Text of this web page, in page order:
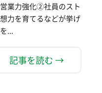
業力強化②社員のスト
力を育てるなどが挙げ
...
記事を読む →